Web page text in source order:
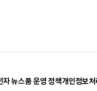
자 뉴스룸 운영 정책개인정보